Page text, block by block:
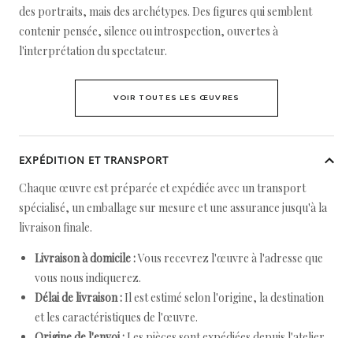
des portraits, mais des archétypes. Des figures qui semblent
contenir pensée, silence ou introspection, ouvertes à
l'interprétation du spectateur.
VOIR TOUTES LES ŒUVRES
EXPÉDITION ET TRANSPORT
Chaque œuvre est préparée et expédiée avec un transport
spécialisé, un emballage sur mesure et une assurance jusqu'à la
livraison finale.
Livraison à domicile :Vous recevrez l'œuvre à l'adresse que
vous nous indiquerez.
Délai de livraison : Il est estimé selon l'origine, la destination
et les caractéristiques de l'œuvre.